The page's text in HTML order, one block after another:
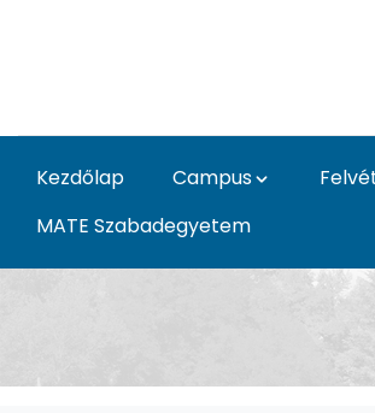
Kezdőlap Campus
MATE Szabadegyetem
Doktori